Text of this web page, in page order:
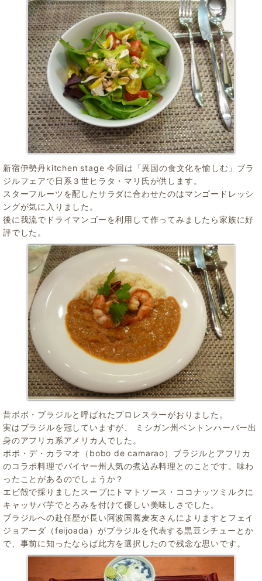
新宿伊勢丹kitchen stage 今回は「異国の食文化を愉しむ」ブラ
ジルフェアで日系３世ヒラタ・マリ氏が供します。
スターフルーツを配したサラダに合わせたのはマンゴードレッシ
ングが気に入りました。
後に我流でドライマンゴーを利用して作ってみましたら家族に好
評でした。
昔ボボ・ブラジルと呼ばれたプロレスラーがおりました。
実はブラジルを冠していますが、 ミシガン州ベントンハーバー出
身のアフリカ系アメリカ人でした。
ボボ・デ・カラマオ（bobo de camarao）ブラジルとアフリカ
のコラボ料理でバイヤー州人気の煮込み料理とのことです。味わ
ったことがあるのでしょうか？
エビ殻で採りましたスープにトマトソース・ココナッツミルクに
キャッサバ芋でとろみを付けて優しい美味しさでした。
ブラジルへの赴任歴が長い阿波国蕎麦友さんによりますとフェイ
ジョアーダ（feijoada）がブラジルを代表する黒豆シチューとか
で、事前に知ったならば此方を選択したので残念な思いです。